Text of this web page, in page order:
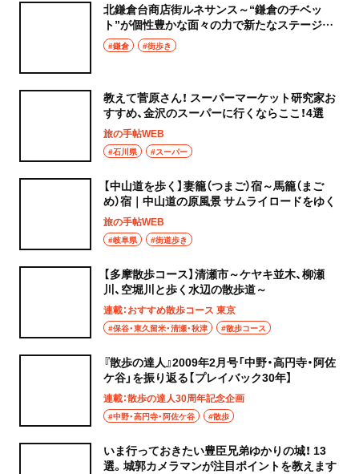
北鎌倉台商店街ルネサンス～“鎌倉のチベッ
ト”が個性豊かな面々の力で新たなステージへ
～#鎌倉 #街歩き
教えて菅原さん！ スーパーマーケット研究家お
すすめ、金沢のスーパーに行くならここ！4選
旅の手帖WEB
#石川県 #スーパー
【中山道を歩く】妻籠（つまご）宿～馬籠（まご
め）宿｜中山道の原風景 サムライロードをゆく
旅の手帖WEB
#岐阜県 #街道歩き
【多摩散歩コース】清瀬市～ケヤキ並木、柳瀬
川、空堀川と歩く水辺の散歩道～
連載：おすすめ散歩コース 東京
#保谷・東久留米・清瀬・秋津 #散歩コース
『散歩の達人』2009年2月号「中野・高円寺・阿佐
ケ谷」を振り返る【プレイバック30年】
連載：散歩の達人30周年記念企画
#中野・高円寺・阿佐ケ谷 #散歩
いま行っておきたい豊臣兄弟ゆかりの城！ 13
選。城郭カメラマンが注目ポイントを教えます